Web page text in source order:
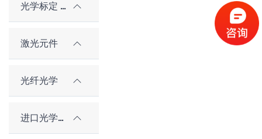
光学标定 / 对准元件
激光元件
光纤光学
进口光学元件